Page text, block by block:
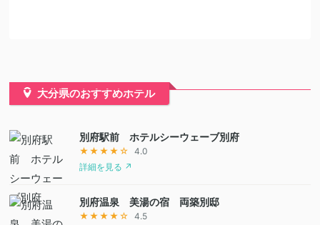
大分県のおすすめホテル
別府駅前 ホテルシーウェーブ別府
★★★★☆
4.0
詳細を見る ↗
別府温泉 美湯の宿 両築別邸
★★★★☆
4.5